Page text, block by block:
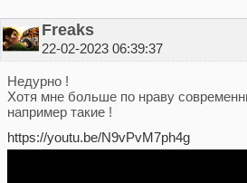
Freaks
22-02-2023 06:39:37
Недурно !
Хотя мне больше по нраву
например такие !
https://youtu.be/N9vPvM7ph4g